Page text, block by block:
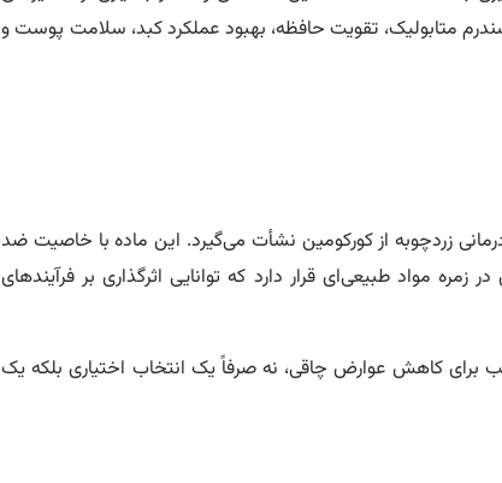
متابولیک، تقویت حافظه، بهبود عملکرد کبد، سلامت پوست و
زردچوبه از کورکومین نشأت می‌گیرد. این ماده با خاصیت ضد
مواد طبیعی‌ای قرار دارد که توانایی اثرگذاری بر فرآیندهای
برای کاهش عوارض چاقی، نه صرفاً یک انتخاب اختیاری بلکه یک